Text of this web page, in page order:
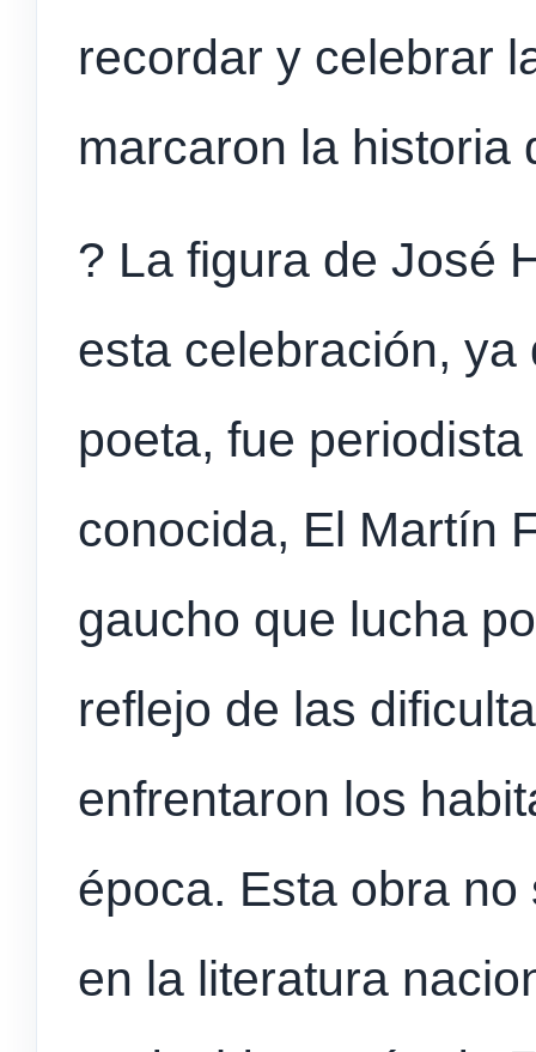
recordar y celebrar
marcaron la historia
? La figura de José
esta celebración,
poeta, fue
conocida, El Martín
gaucho que lucha
reflejo de las
enfrentaron los
época. Esta obra
en la literatura